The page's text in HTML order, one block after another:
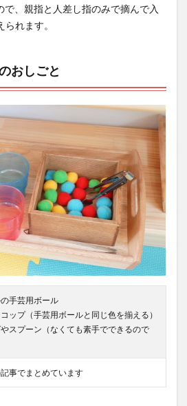
で、親指と人差し指のみで摘んで入
られます。
おしごと
の手芸用ボール
コップ（手芸用ボールと同じ色を揃える）
やスプーン（なくても素手でできるので
記事でまとめています